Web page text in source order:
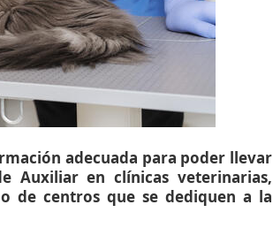
adecuada para poder llevar
Auxiliar en clínicas veterinarias,
de centros que se dediquen a la